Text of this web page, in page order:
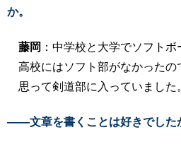
か。
藤岡 ：中学校と大学でソフトボ
高校にはソフト部がなかったの
思って剣道部に入っていました
――文章を書くことは好きでした